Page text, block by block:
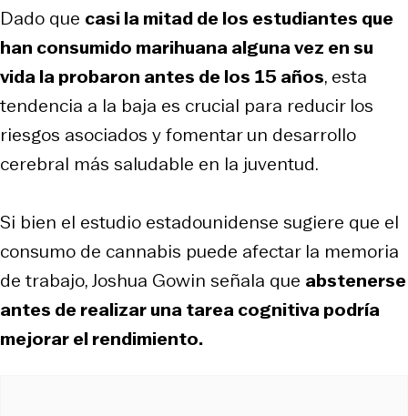
Dado que casi la mitad de los estudiantes que
han consumido marihuana alguna vez en su
vida la probaron antes de los 15 años, esta
tendencia a la baja es crucial para reducir los
riesgos asociados y fomentar un desarrollo
cerebral más saludable en la juventud.
Si bien el estudio estadounidense sugiere que el
consumo de cannabis puede afectar la memoria
de trabajo, Joshua Gowin señala que abstenerse
antes de realizar una tarea cognitiva podría
mejorar el rendimiento.